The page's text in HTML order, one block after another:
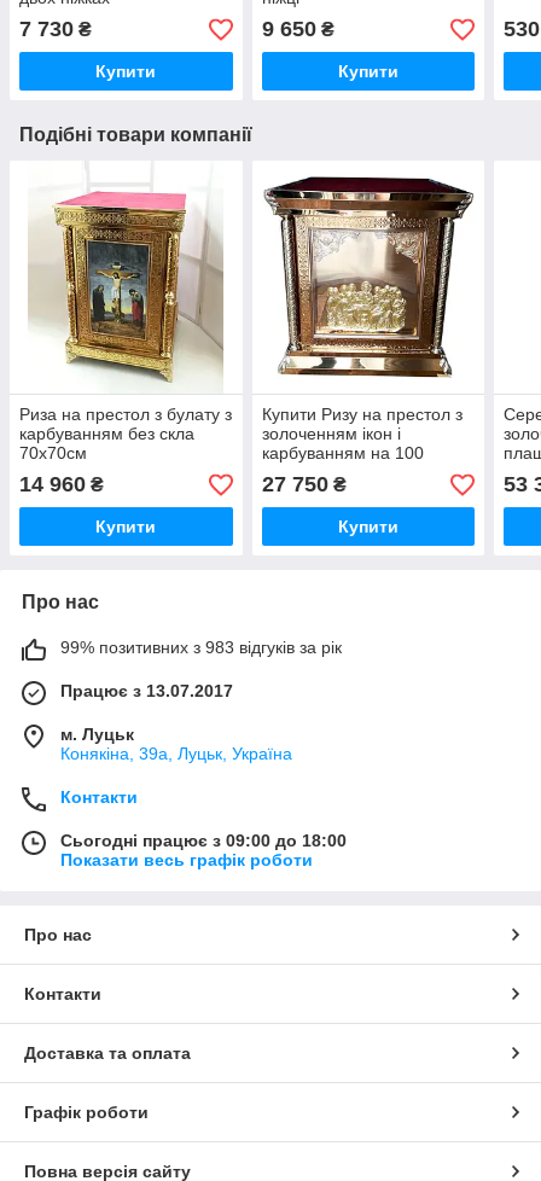
7 730 ₴
Купити
9 650₴
Купити
530
Подібні товари компанії
Риза на престол з булату з
карбуванням без скла
70х70см
14 960 ₴
Купити
Купити Ризу на престол з
золоченням ікон і
карбуванням на 100
27 750₴
Купити
53
Про нас
99% позитивних з 983 відгуків за рік
Працює з 13.07.2017
м. Луцьк
Конякіна, 39а, Луцьк, Україна
Контакти
Сьогодні працює з 09:00 до 18:00
Показати весь графік роботи
Про нас
Контакти
Доставка та оплата
Графік роботи
Повна версія сайту